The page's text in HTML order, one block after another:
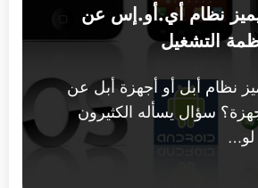
نظام أي.أو.إس عن
التشغيل
نظام أبل أو أجهزة أبل عن
سؤال يسأله الكثيرون
لو…